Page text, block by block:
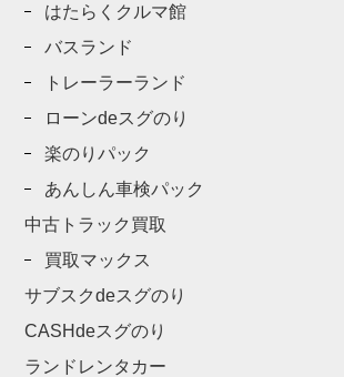
はたらくクルマ館
バスランド
トレーラーランド
ローンdeスグのり
楽のりパック
あんしん車検パック
中古トラック買取
買取マックス
サブスクdeスグのり
CASHdeスグのり
ランドレンタカー